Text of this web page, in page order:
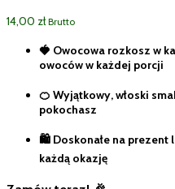
14,00 zł Brutto
🍓 Owocowa rozkosz w
owoców w każdej porcji
🍊 Wyjątkowy, włoski
pokochasz
🛍️ Doskonałe na prezent
każdą okazję